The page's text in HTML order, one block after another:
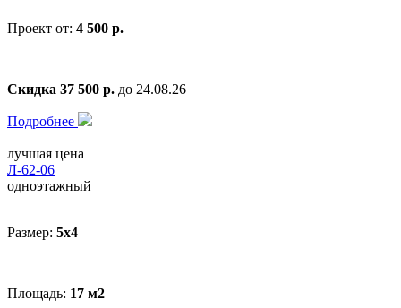
Проект от: 4 500 р.
Скидка 37 500 р. до 24.08.26
Подробнее
лучшая цена
Л-62-06
одноэтажный
Размер: 5x4
Площадь: 17 м2